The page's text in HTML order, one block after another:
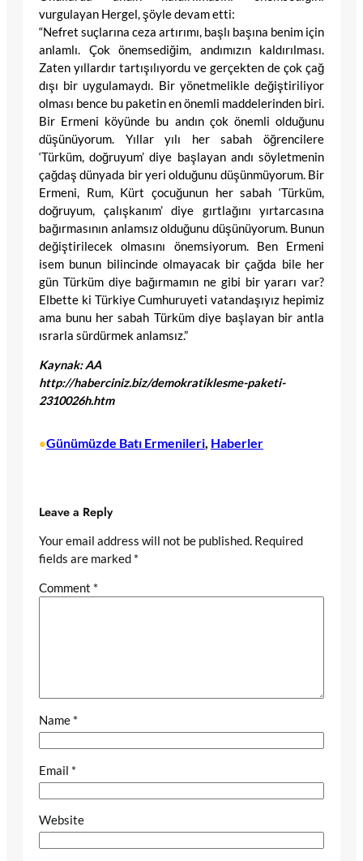
vurgulayan Hergel, şöyle devam etti:
“Nefret suçlarına ceza artırımı, başlı başına benim için
anlamlı. Çok önemsediğim, andımızın kaldırılması.
Zaten yıllardır tartışılıyordu ve gerçekten de çok çağ
dışı bir uygulamaydı. Bir yönetmelikle değiştiriliyor
olması bence bu paketin en önemli maddelerinden biri.
Bir Ermeni köyünde bu andın çok önemli olduğunu
düşünüyorum. Yıllar yılı her sabah öğrencilere
‘Türküm, doğruyum’ diye başlayan andı söyletmenin
çağdaş dünyada bir yeri olduğunu düşünmüyorum. Bir
Ermeni, Rum, Kürt çocuğunun her sabah ‘Türküm,
doğruyum, çalışkanım’ diye gırtlağını yırtarcasına
bağırmasının anlamsız olduğunu düşünüyorum. Bunun
değiştirilecek olmasını önemsiyorum. Ben Ermeni
isem bunun bilincinde olmayacak bir çağda bile her
gün Türküm diye bağırmamın ne gibi bir yararı var?
Elbette ki Türkiye Cumhuruyeti vatandaşıyız hepimiz
ama bunu her sabah Türküm diye başlayan bir antla
ısrarla sürdürmek anlamsız.”
Kaynak: AA
http://haberciniz.biz/demokratiklesme-paketi-
2310026h.htm
•Günümüzde Batı Ermenileri, Haberler
Leave a Reply
Your email address will not be published. Required
fields are marked *
Comment *
Name *
Email *
Website